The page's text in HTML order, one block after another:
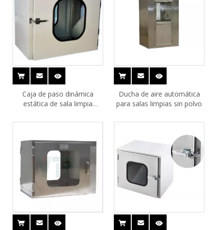
Caja de paso dinámica
estática de sala limpia
Ducha de aire automática
para salas limpias sin polvo